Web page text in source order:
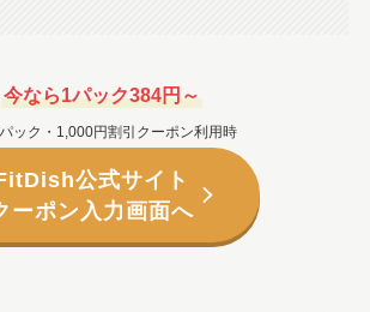
今なら1パック384円～
ック・1,000円割引クーポン利用時
公式サイト
ーポン入力画面へ